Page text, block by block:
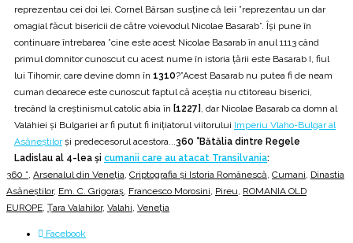
reprezentau cei doi lei. Cornel Bârsan susţine că leii ”reprezentau un dar
omagial făcut bisericii de către voievodul Nicolae Basarab”. Îşi pune în
continuare întrebarea ”cine este acest Nicolae Basarab în anul 1113 când
primul domnitor cunoscut cu acest nume în istoria ţării este Basarab I, fiul
lui Tihomir, care devine domn în 1310?”Acest Basarab nu putea fi de neam
cuman deoarece este cunoscut faptul că aceştia nu ctitoreau biserici,
trecând la creștinismul catolic abia în [1227] , dar Nicolae Basarab ca domn al
Valahiei şi Bulgariei ar fi putut fi iniţiatorul viitorului Imperiu Vlaho-Bulgar al
Asăneştilorși predecesorul acestora...360 °Bătălia dintre Regele
Ladislau al 4-lea şi cumanii care au atacat Transilvania:
360 °, Arsenalul din Veneţia, Criptografia și Istoria Românescă, Cumani, Dinastia
Asăneștilor, Em. C. Grigoraş, Francesco Morosini, Pireu, ROMANIA OLD
EUROPE, Țara Valahilor, Valahi, Veneția
Facebook